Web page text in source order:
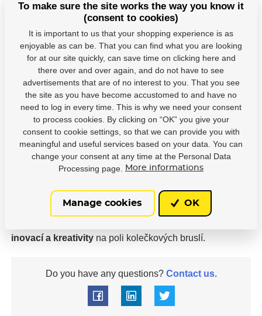
bruslemi. Vysoce kvalitní produkty pro všechny typy
bruslení. Powerslide se zaměřuje na
výrobu a vývoj
vysoce výkonných bruslí
. Brusle, na kterých
jsterychlejší, můžeteskákat výša překonávat své
. Láska pro sport, inovace, důraz na detail a
maximální úsilí se odráží v každém bodu. Výrobky
Powerslide jsou testovány nejlepšími světovými
sportovci, jakým je například Bart Swings.
In line neboli kolečkové bruslení představuje v současné
době velmi intenzivně se rozvíjející způsob trávení
volného času a sportovního vyžití. Bez nadsázky
lidí vyhledávající tento druh sportovní aktivity. Powerslide
je již od počátku svého založení společností určující
inovací a kreativity na poli kolečkových bruslí.
Do you have any questions?Contact us.
To make sure the site works the way you know it
(consent to cookies)
It is important to us that your shopping experience is as
enjoyable as can be. That you can find what you are looking
for at our site quickly, can save time on clicking here and
there over and over again, and do not have to see
advertisements that are of no interest to you. That you see
the site as you have become accustomed to and have no
need to log in every time. This is why we need your consent
to process cookies. By clicking on “OK” you give your
consent to cookie settings, so that we can provide you with
meaningful and useful services based on your data. You can
change your consent at any time at the Personal Data
Processing page.
More informations
Manage cookies OK